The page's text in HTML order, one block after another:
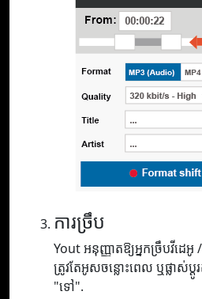
ការច្រឹប
Yout អនុញ្ញាតឱ្យអ្នកច្រឹបវីដេ
ត្រូវតែអូសចន្លោះពេល ឬផ្លាស់ប្តូ
"ទៅ".